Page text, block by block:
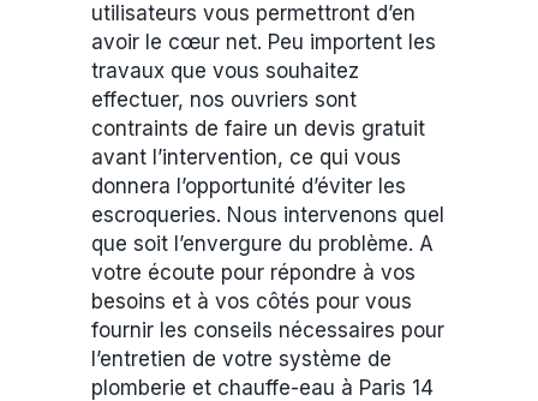
utilisateurs vous permettront d’en
avoir le cœur net. Peu importent les
travaux que vous souhaitez
effectuer, nos ouvriers sont
contraints de faire un devis gratuit
avant l’intervention, ce qui vous
donnera l’opportunité d’éviter les
escroqueries. Nous intervenons quel
que soit l’envergure du problème. A
votre écoute pour répondre à vos
besoins et à vos côtés pour vous
fournir les conseils nécessaires pour
l’entretien de votre système de
plomberie et chauffe-eau à Paris 14